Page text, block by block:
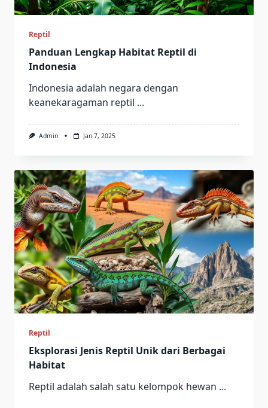
Reptil
Panduan Lengkap Habitat Reptil di
Indonesia
Indonesia adalah negara dengan
keanekaragaman reptil ...
Admin Jan 7, 2025
Reptil
Eksplorasi Jenis Reptil Unik dari Berbagai
Habitat
Reptil adalah salah satu kelompok hewan ...